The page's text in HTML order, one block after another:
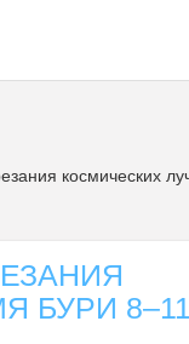
космических
БУРИ